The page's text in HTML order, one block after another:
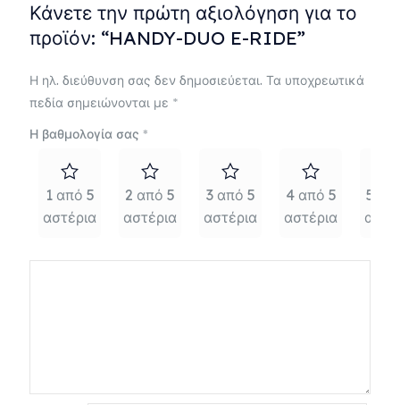
Κάνετε την πρώτη αξιολόγηση για το
προϊόν: “HANDY-DUO E-RIDE”
Η ηλ. διεύθυνση σας δεν δημοσιεύεται. Τα υποχρεωτικά
πεδία σημειώνονται με *
Η βαθμολογία σας *
1 από 5
αστέρια
2 από 5
αστέρια
3 από 5
αστέρια
4 από 5
αστέρια
5